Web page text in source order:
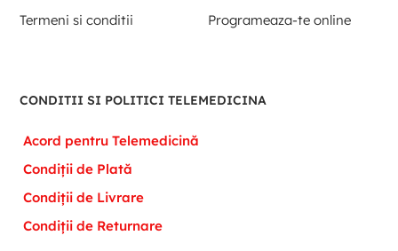
Termeni si conditii
Programeaza-te online
CONDITII SI POLITICI TELEMEDICINA
Acord pentru Telemedicină
Condiții de Plată
Condiții de Livrare
Condiții de Returnare